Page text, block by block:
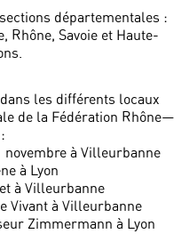
départementales :
Rhône, Savoie et Haute-
les différents locaux
de la Fédération Rhône—
novembre à Villeurbanne
à Lyon
à Villeurbanne
Vivant à Villeurbanne
Zimmermann à Lyon